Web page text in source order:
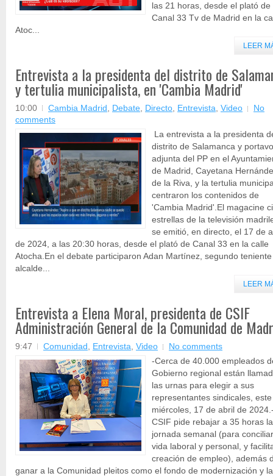
las 21 horas, desde el plató de
Canal 33 Tv de Madrid en la
Atoc...
LEER
Entrevista a la presidenta del distrito de
y tertulia municipalista, en 'Cambia Madrid'
10:00 Cambia Madrid , Debate, Directo, Entrevista, Video
No
comments
La entrevista a la presidenta
distrito de Salamanca y
adjunta del PP en el
de Madrid, Cayetana
de la Riva, y la tertulia
centraron los contenidos de
'Cambia Madrid'.El magacine
estrellas de la televisión
se emitió, en directo, el 17 de
de 2024, a las 20:30 horas, desde el plató de Canal 33 en la calle
Atocha.En el debate participaron Adan Martínez, segundo
alcalde...
LEER
Entrevista a Elena Moral, presidenta de CSIF
Administración General de la Comunidad de
9:47 Comunidad , Entrevista, Video
No comments
-Cerca de 40.000 empleados
Gobierno regional están
las urnas para elegir a sus
representantes sindicales, este
miércoles, 17 de abril de
CSIF pide rebajar a 35 horas la
jornada semanal (para conciliar
vida laboral y personal, y
creación de empleo), además
ganar a la Comunidad pleitos como el fondo de modernización y la